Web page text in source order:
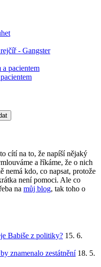
cítí na to, že napíší nějaký
a říkáme, že o nich
nemá kdo, co napsat, protože
není pomoci. Ale co
na můj blog, tak toho o
Babiše z politiky? 15. 6.
znamenalo zestátnění 18. 5.